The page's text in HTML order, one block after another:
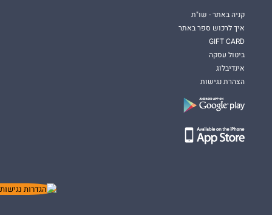
קניה באתר - שו"ת
איך לרכוש ספר באתר
GIFT CARD
ביטול עסקה
אינדיבלוג
הצהרת נגישות